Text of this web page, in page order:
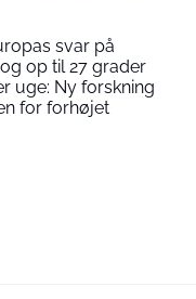
svar på
op til 27 grader
uge: Ny forskning
for forhøjet